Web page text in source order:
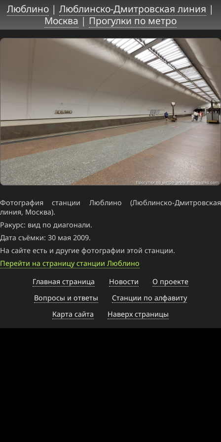
Люблино | Люблинско-Дмитровская линия |
Москва|Прогулки по метро
Фотография станции Люблино (Люблинско-Дмитровская
линия, Москва).
Ракурс: вид по диагонали.
Дата съёмки: 30 мая 2009.
На сайте есть и другие фотографии этой станции.
Перейти на страницу станции Люблино
Главная страница
Новости
О проекте
Вопросы и ответы
Станции по алфавиту
Карта сайта
Наверх страницы